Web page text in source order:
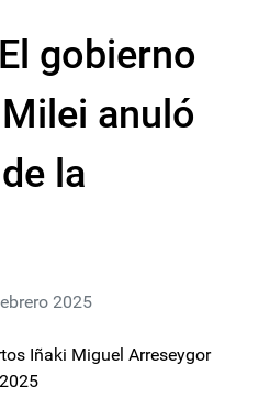
gobierno
anuló
la
2025
Iñaki Miguel Arreseygor